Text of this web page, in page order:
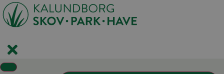
Videre
til
indhold